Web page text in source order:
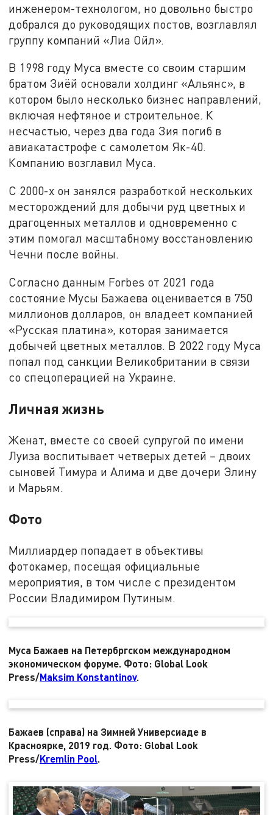
инженером-технологом, но довольно быстро
добрался до руководящих постов, возглавлял
группу компаний «Лиа Ойл».
В 1998 году Муса вместе со своим старшим
братом Зиёй основали холдинг «Альянс», в
котором было несколько бизнес направлений,
включая нефтяное и строительное. К
несчастью, через два года Зия погиб в
авиакатастрофе с самолетом Як-40.
Компанию возглавил Муса.
С 2000-х он занялся разработкой нескольких
месторождений для добычи руд цветных и
драгоценных металлов и одновременно с
этим помогал масштабному восстановлению
Чечни после войны.
Согласно данным Forbes от 2021 года
состояние Мусы Бажаева оценивается в 750
миллионов долларов, он владеет компанией
«Русская платина», которая занимается
добычей цветных металлов. В 2022 году Муса
попал под санкции Великобритании в связи
со спецоперацией на Украине.
Личная жизнь
Женат, вместе со своей супругой по имени
Луиза воспитывает четверых детей – двоих
сыновей Тимура и Алима и две дочери Элину
и Марьям.
Фото
Миллиардер попадает в объективы
фотокамер, посещая официальные
мероприятия, в том числе с президентом
России Владимиром Путиным.
Муса Бажаев на Петербргском международном
экономическом форуме. Фото: Global Look
Press/Maksim Konstantinov.
Бажаев (справа) на Зимней Универсиаде в
Красноярке, 2019 год. Фото: Global Look
Press/Kremlin Pool.